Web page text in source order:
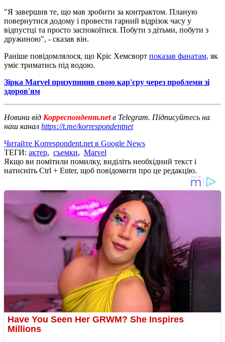
"Я завершив те, що мав зробити за контрактом. Планую
повернутися додому і провести гарний відрізок часу у
відпустці та просто заспокоїтися. Побути з дітьми, побути з
дружиною", - сказав він.
Раніше повідомлялося, що Кріс Хемсворт показав фанатам, як
уміє триматись під водою.
Зірка Marvel призупинив свою кар'єру через проблеми зі
здоров'ям
Новини від Корреспондент.netв Telegram. Підписуйтесь на
наш канал https://t.me/korrespondentnet
Читайте Korrespondent.net в Google News
ТЕГИ: актер, съемки, Marvel
Якщо ви помітили помилку, виділіть необхідний текст і
натисніть Ctrl + Enter, щоб повідомити про це редакцію.